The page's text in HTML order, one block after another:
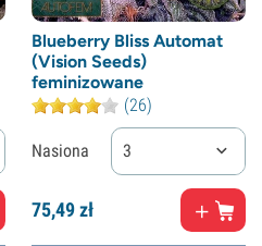
Blueberry Bliss Automat
(Vision Seeds)
feminizowane
(26)
Nasiona 3
75,49zł